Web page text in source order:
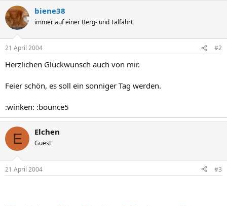
biene38
immer auf einer Berg- und Talfahrt
21 April 2004 #2
Herzlichen Glückwunsch auch von mir.
Feier schön, es soll ein sonniger Tag werden.
:winken: :bounce5
E Elchen
Guest
21 April 2004 #3